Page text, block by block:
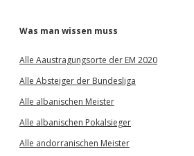
Was man wissen muss
Alle Aaustragungsorte der EM 2020
Alle Absteiger der Bundesliga
Alle albanischen Meister
Alle albanischen Pokalsieger
Alle andorranischen Meister